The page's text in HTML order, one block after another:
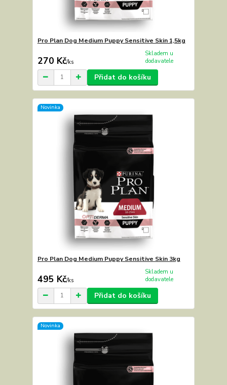
Pro Plan Dog Medium Puppy Sensitive Skin 1,5kg
270 Kč/ks
Skladem u
dodavatele
Přidat do košíku
Novinka
Pro Plan Dog Medium Puppy Sensitive Skin 3kg
495 Kč/ks
Skladem u
dodavatele
Přidat do košíku
Novinka